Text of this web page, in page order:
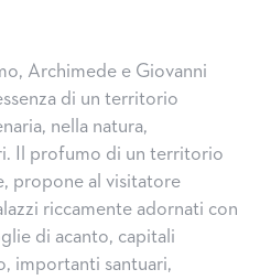
Archimede e Giovanni
di un territorio
nella natura,
Il profumo di un territorio
propone al visitatore
riccamente adornati con
di acanto, capitali
importanti santuari,